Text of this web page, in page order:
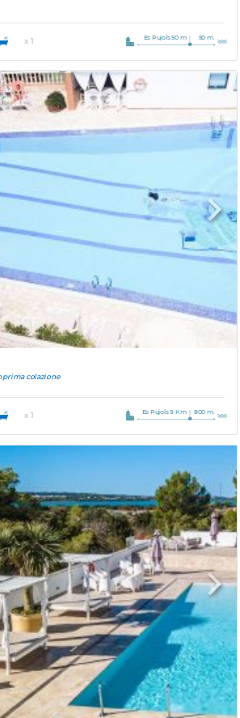
x 1 Es Pujols 50 m 50 m.
Next
prima colazione
x 1 Es Pujols 9 Km 800 m.
Next